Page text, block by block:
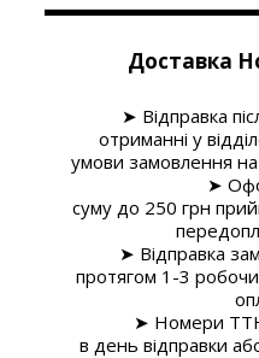
Доставка
➤ Відправка
отриманні у
умови замовлення
➤
суму до 250 грн
➤ Відправка
протягом 1-3
➤ Номери ТТН
в день відправки